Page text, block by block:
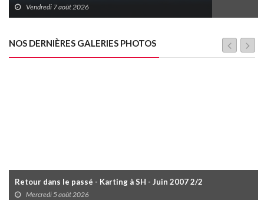
Vendredi 7 août 2026
NOS DERNIÈRES GALERIES PHOTOS
Retour dans le passé - Karting à SH - Juin 2007 2/2
Mercredi 5 août 2026